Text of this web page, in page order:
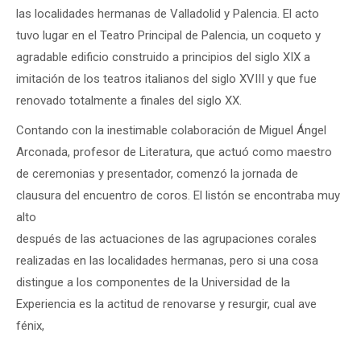
las localidades hermanas de Valladolid y Palencia. El acto
tuvo lugar en el Teatro Principal de Palencia, un coqueto y
agradable edificio construido a principios del siglo XIX a
imitación de los teatros italianos del siglo XVIII y que fue
renovado totalmente a finales del siglo XX.
Contando con la inestimable colaboración de Miguel Ángel
Arconada, profesor de Literatura, que actuó como maestro
de ceremonias y presentador, comenzó la jornada de
clausura del encuentro de coros. El listón se encontraba muy
alto
después de las actuaciones de las agrupaciones corales
realizadas en las localidades hermanas, pero si una cosa
distingue a los componentes de la Universidad de la
Experiencia es la actitud de renovarse y resurgir, cual ave
fénix,